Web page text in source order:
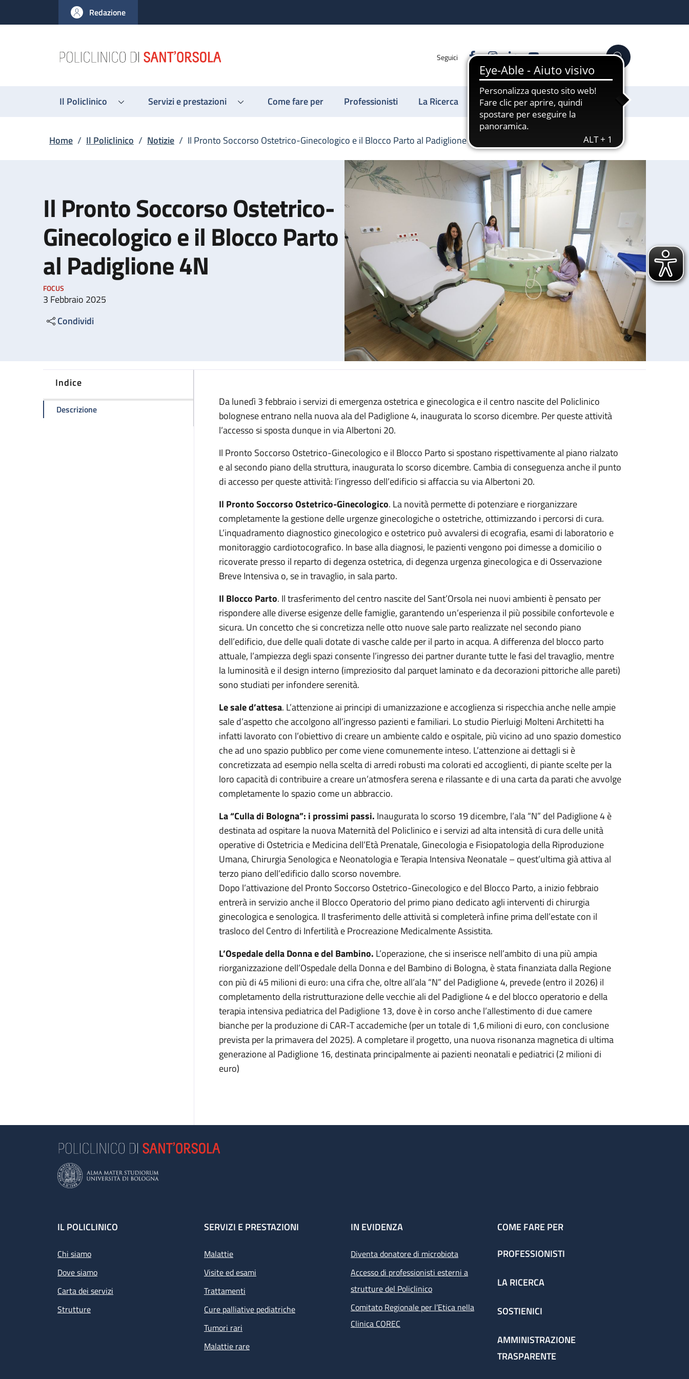
al contenuto principale
to footer content
Redazione
Seguici FacebookInstagram
LinkedinYouTube Cerca
Il Policlinico Servizi e prestazioni Come fare per Professionisti La Ricerca Sostienici
Briciole di pane
Home / Il Policlinico / Notizie / Il Pronto Soccorso Ostetrico-Ginecologico e il Blocco Parto al Padiglione 4N
Il Pronto Soccorso Ostetrico-
Ginecologico e il Blocco Parto
al Padiglione 4N
FOCUS
3 Febbraio 2025
Condividi
Indice
Descrizionedella pagina Il Pronto Soccorso Ostetrico-Ginecologico e il Blocco Parto al Padiglione 4N
Da lunedì 3 febbraio i servizi di emergenza ostetrica e ginecologica e il centro nascite del Policlinico
bolognese entrano nella nuova ala del Padiglione 4, inaugurata lo scorso dicembre. Per queste attività
l’accesso si sposta dunque in via Albertoni 20.
Il Pronto Soccorso Ostetrico-Ginecologico e il Blocco Parto si spostano rispettivamente al piano rialzato
e al secondo piano della struttura, inaugurata lo scorso dicembre. Cambia di conseguenza anche il punto
di accesso per queste attività: l’ingresso dell’edificio si affaccia su via Albertoni 20.
Il Pronto Soccorso Ostetrico-Ginecologico. La novità permette di potenziare e riorganizzare
completamente la gestione delle urgenze ginecologiche o ostetriche, ottimizzando i percorsi di cura.
L’inquadramento diagnostico ginecologico e ostetrico può avvalersi di ecografia, esami di laboratorio e
monitoraggio cardiotocografico. In base alla diagnosi, le pazienti vengono poi dimesse a domicilio o
ricoverate presso il reparto di degenza ostetrica, di degenza urgenza ginecologica e di Osservazione
Breve Intensiva o, se in travaglio, in sala parto.
Il Blocco Parto. Il trasferimento del centro nascite del Sant’Orsola nei nuovi ambienti è pensato per
rispondere alle diverse esigenze delle famiglie, garantendo un’esperienza il più possibile confortevole e
sicura. Un concetto che si concretizza nelle otto nuove sale parto realizzate nel secondo piano
dell’edificio, due delle quali dotate di vasche calde per il parto in acqua. A differenza del blocco parto
attuale, l’ampiezza degli spazi consente l’ingresso dei partner durante tutte le fasi del travaglio, mentre
la luminosità e il design interno (impreziosito dal parquet laminato e da decorazioni pittoriche alle pareti)
sono studiati per infondere serenità.
Le sale d’attesa. L’attenzione ai principi di umanizzazione e accoglienza si rispecchia anche nelle ampie
sale d’aspetto che accolgono all’ingresso pazienti e familiari. Lo studio Pierluigi Molteni Architetti ha
infatti lavorato con l’obiettivo di creare un ambiente caldo e ospitale, più vicino ad uno spazio domestico
che ad uno spazio pubblico per come viene comunemente inteso. L’attenzione ai dettagli si è
concretizzata ad esempio nella scelta di arredi robusti ma colorati ed accoglienti, di piante scelte per la
loro capacità di contribuire a creare un’atmosfera serena e rilassante e di una carta da parati che avvolge
completamente lo spazio come un abbraccio.
La “Culla di Bologna”: i prossimi passi. Inaugurata lo scorso 19 dicembre, l’ala “N” del Padiglione 4 è
destinata ad ospitare la nuova Maternità del Policlinico e i servizi ad alta intensità di cura delle unità
operative di Ostetricia e Medicina dell’Età Prenatale, Ginecologia e Fisiopatologia della Riproduzione
Umana, Chirurgia Senologica e Neonatologia e Terapia Intensiva Neonatale – quest’ultima già attiva al
terzo piano dell’edificio dallo scorso novembre.
Dopo l’attivazione del Pronto Soccorso Ostetrico-Ginecologico e del Blocco Parto, a inizio febbraio
entrerà in servizio anche il Blocco Operatorio del primo piano dedicato agli interventi di chirurgia
ginecologica e senologica. Il trasferimento delle attività si completerà infine prima dell’estate con il
trasloco del Centro di Infertilità e Procreazione Medicalmente Assistita.
L’Ospedale della Donna e del Bambino. L’operazione, che si inserisce nell’ambito di una più ampia
riorganizzazione dell’Ospedale della Donna e del Bambino di Bologna, è stata finanziata dalla Regione
con più di 45 milioni di euro: una cifra che, oltre all’ala “N” del Padiglione 4, prevede (entro il 2026) il
completamento della ristrutturazione delle vecchie ali del Padiglione 4 e del blocco operatorio e della
terapia intensiva pediatrica del Padiglione 13, dove è in corso anche l’allestimento di due camere
bianche per la produzione di CAR-T accademiche (per un totale di 1,6 milioni di euro, con conclusione
prevista per la primavera del 2025). A completare il progetto, una nuova risonanza magnetica di ultima
generazione al Padiglione 16, destinata principalmente ai pazienti neonatali e pediatrici (2 milioni di
euro)
Footer
IL POLICLINICO
Chi siamo
Dove siamo
Carta dei servizi
Strutture
SERVIZI E PRESTAZIONI
Malattie
Visite ed esami
Trattamenti
Cure palliative pediatriche
Tumori rari
Malattie rare
IN EVIDENZA
Diventa donatore di microbiota
Accesso di professionisti esterni a
strutture del Policlinico
Comitato Regionale per l’Etica nella
Clinica COREC
COME FARE PER
PROFESSIONISTI
LA RICERCA
SOSTIENICI
AMMINISTRAZIONE
TRASPARENTE